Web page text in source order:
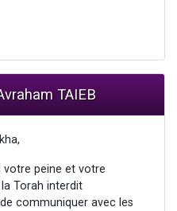
TAIEB
peine et votre
Torah interdit
communiquer avec les